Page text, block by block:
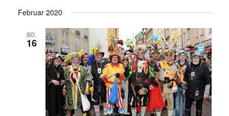
Suche
und
wählen.
Februar 2020
SO.
16